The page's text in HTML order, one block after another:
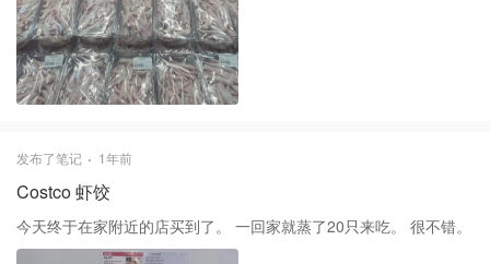
发布了笔记 1年前
Costco 虾饺
今天终于在家附近的店买到了。 一回家就蒸了20只来吃。 很不错。